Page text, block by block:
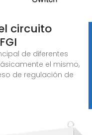
circuito
de diferentes
el mismo,
de regulación de